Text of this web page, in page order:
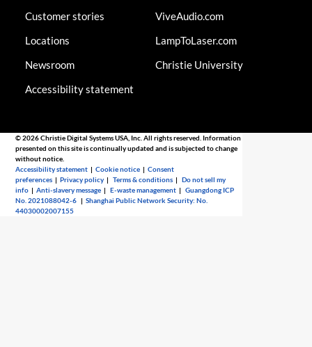
Customer stories
Locations
Newsroom
Accessibility statement
ViveAudio.com
LampToLaser.com
Christie University
© 2026 Christie Digital Systems USA, Inc. All rights reserved. Information
presented on this site is continually updated and is subjected to change
without notice.
Accessibility statement |Cookie notice |Consent
preferences |Privacy policy |Terms & conditions |Do not sell my
info |Anti-slavery message |E-waste management |Guangdong ICP
No. 2021088042-6 |Shanghai Public Network Security: No.
44030002007155